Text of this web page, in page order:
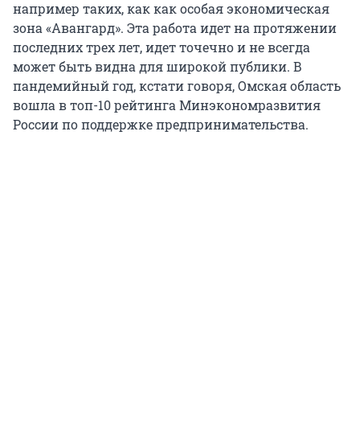
например таких, как как особая экономическая
зона «Авангард». Эта работа идет на протяжении
последних трех лет, идет точечно и не всегда
может быть видна для широкой публики. В
пандемийный год, кстати говоря, Омская область
вошла в топ-10 рейтинга Минэкономразвития
России по поддержке предпринимательства.